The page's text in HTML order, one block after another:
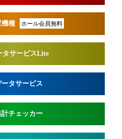
機種 ホール会員無料
タサービスLite
タサービス
計チェッカー